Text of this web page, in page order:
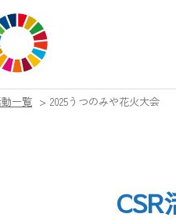
一覧 > 2025うつのみや花火大会
CSR